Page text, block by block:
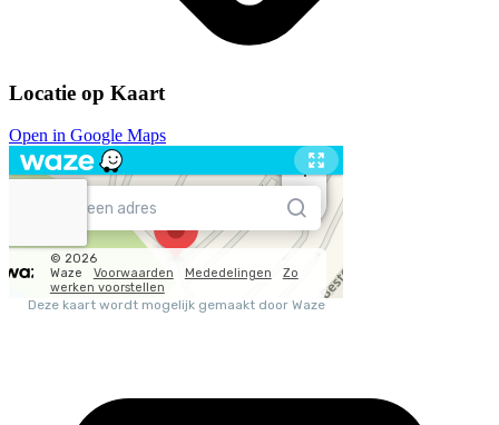
Locatie op Kaart
Open in Google Maps